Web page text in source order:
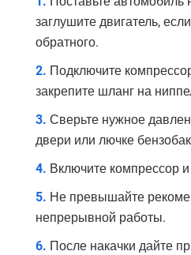
заглушите двигатель,
обратного.
Подключите
закрепите шланг на
Сверьте нужное
двери или лючке
Включите компрессор
Не превышайте
непрерывной работы.
После накачки дайте